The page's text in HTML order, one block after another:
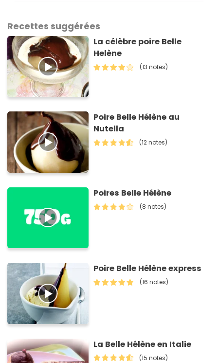
Recettes suggérées
La célèbre poire Belle
Helène
(13 notes)
Poire Belle Hélène au
Nutella
(12 notes)
Poires Belle Hélène
(8 notes)
Poire Belle Hélène express
(16 notes)
La Belle Hélène en Italie
(15 notes)